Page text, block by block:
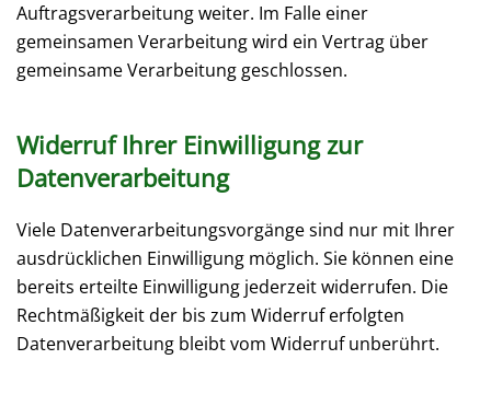
Auftragsverarbeitung weiter. Im Falle einer
gemeinsamen Verarbeitung wird ein Vertrag über
gemeinsame Verarbeitung geschlossen.
Widerruf Ihrer Einwilligung zur
Datenverarbeitung
Viele Datenverarbeitungsvorgänge sind nur mit Ihrer
ausdrücklichen Einwilligung möglich. Sie können eine
bereits erteilte Einwilligung jederzeit widerrufen. Die
Rechtmäßigkeit der bis zum Widerruf erfolgten
Datenverarbeitung bleibt vom Widerruf unberührt.